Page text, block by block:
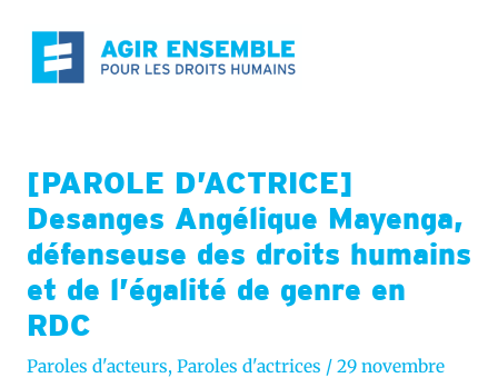
contenu
[PAROLE D’ACTRICE]
Desanges Angélique Mayenga,
défenseuse des droits humains
et de l’égalité de genre en
RDC
Paroles d'acteurs, Paroles d'actrices / 29 novembre